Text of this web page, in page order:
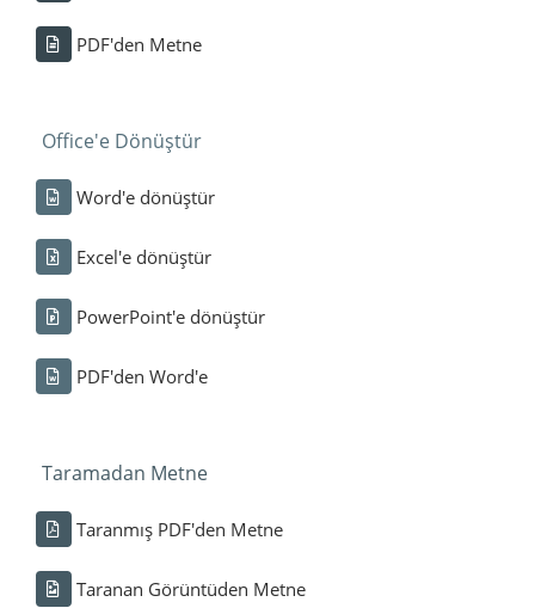
PDF'den Metne
Office'e Dönüştür
Word'e dönüştür
Excel'e dönüştür
PowerPoint'e dönüştür
PDF'den Word'e
Taramadan Metne
Taranmış PDF'den Metne
Taranan Görüntüden Metne